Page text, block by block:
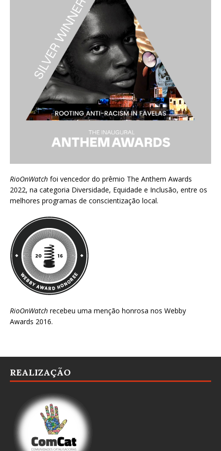
RioOnWatch foi vencedor do prêmio The Anthem Awards
2022, na categoria Diversidade, Equidade e Inclusão, entre os
melhores programas de conscientização local.
RioOnWatch recebeu uma menção honrosa nos Webby
Awards 2016.
REALIZAÇÃO